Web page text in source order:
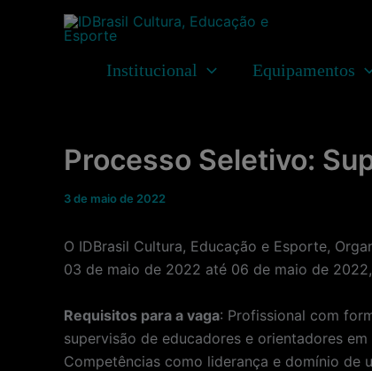
Institucional Equipamentos
Processo Seletivo:
3 de maio de 2022
O IDBrasil Cultura, Educação e Esporte,
03 de maio de 2022 até 06 de maio de
Requisitos para a vaga: Profissional com
supervisão de educadores e orientadores
Competências como liderança e domínio de